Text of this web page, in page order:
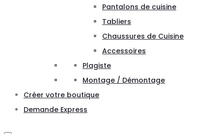
Pantalons de cuisine
Tabliers
Chaussures de Cuisine
Accessoires
Plagiste
Montage / Démontage
Créer votre boutique
Demande Express